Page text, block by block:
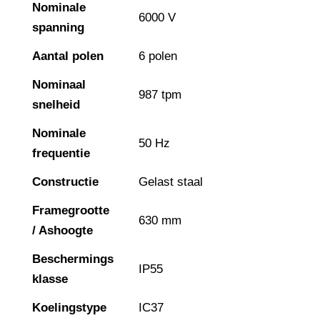
Nominale
spanning
6000 V
Aantal polen 6 polen
Nominaal
snelheid
987 tpm
Nominale
frequentie
50 Hz
Constructie Gelast staal
Framegrootte
/ Ashoogte
630 mm
Beschermings
klasse
IP55
Koelingstype IC37